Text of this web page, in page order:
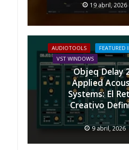
19 abril, 2026
AUDIOTOOLS
FEATURED
VST WINDOWS
Objeq Delay
Applied
Systems: El
Creativo
9 abril, 2026